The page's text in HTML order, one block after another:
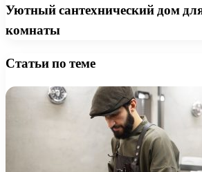
Уютный сантехнический дом
комнаты
Статьи по теме